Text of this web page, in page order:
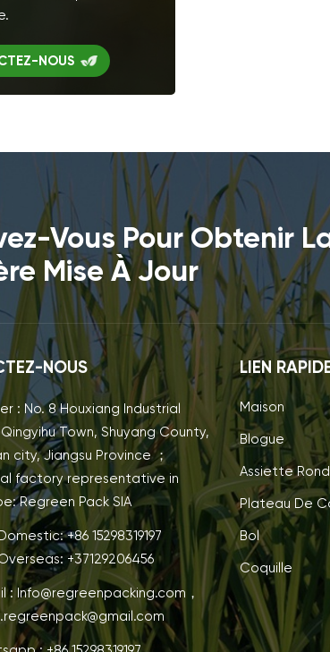
NOUS
Vous Pour Obtenir
Mise À Jour
NOUS
: No. 8 Houxiang Industrial
Qingyihu Town, Shuyang County,
city, Jiangsu Province ；
factory representative in
Regreen Pack SIA
+86 15298319197
+37129206456
: Info@regreenpacking.com，
LIEN
Maison
Blogue
Assiette
Plateau De
Bol
Coquille